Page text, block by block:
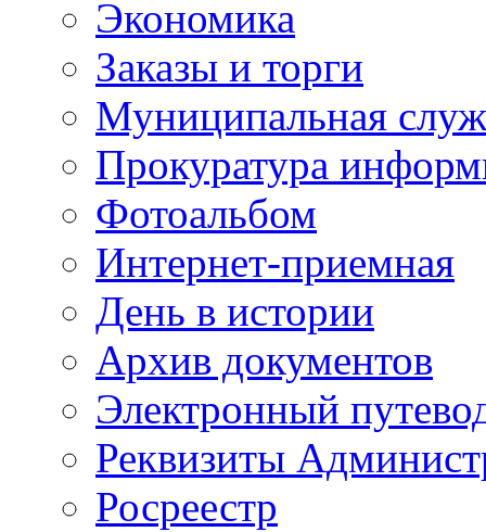
Экономика
Заказы и торги
Муниципальная
Прокуратура
Фотоальбом
Интернет-приемная
День в истории
Архив документов
Электронный
Реквизиты
Росреестр